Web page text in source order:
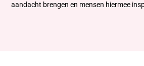
aandacht brengen en mensen hiermee